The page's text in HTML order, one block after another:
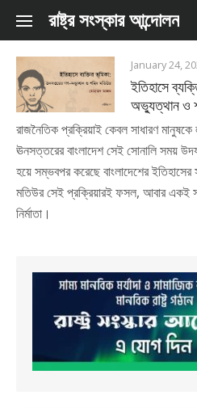
Skip to content
রাষ্ট্র সংস্কার আন্দোলন
January 24,
ইতিহাসে
অভ্যুত্থান ও
রাজনৈতিক প্রক্রিয়াই কেবল সাধারণ
ঊনসত্তরের বাংলাদেশ সেই সোনালি সময়
হয়ে সম্ভবপর করেছে বাংলাদেশের
মতিউর সেই প্রক্রিয়ারই ফসল, আবার একই
নির্মাতা।